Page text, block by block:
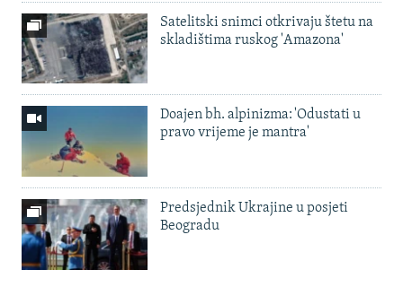
Satelitski snimci otkrivaju štetu na
skladištima ruskog 'Amazona'
Doajen bh. alpinizma: 'Odustati u
pravo vrijeme je mantra'
Predsjednik Ukrajine u posjeti
Beogradu